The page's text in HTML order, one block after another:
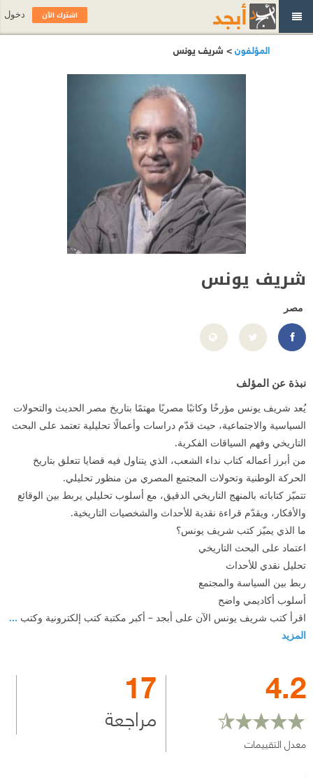
المؤلفون> شريف يونس
شريف يونس
مصر
www.facebook.com/profile.php?id=100054942562545
نبذة عن المؤلف
يُعد شريف يونس مؤرخًا وكاتبًا مصريًا مهتمًا بتاريخ مصر الحديث والتحولات
السياسية والاجتماعية، حيث قدّم دراسات وأعمالًا تحليلية تعتمد على البحث
التاريخي وفهم السياقات الفكرية.
من أبرز أعماله كتاب نداء الشعب، الذي يتناول فيه قضايا تتعلق بتاريخ
الحركة الوطنية وتحولات المجتمع المصري من منظور تحليلي.
تتميّز كتاباته بالمنهج التاريخي الدقيق، مع أسلوب تحليلي يربط بين الوقائع
والأفكار، ويقدّم قراءة نقدية للأحداث والشخصيات التاريخية.
ما الذي يميّز كتب شريف يونس؟
اعتماد على البحث التاريخي
تحليل نقدي للأحداث
ربط بين السياسة والمجتمع
أسلوب أكاديمي واضح
اقرأ كتب شريف يونس الآن على أبجد – أكبر مكتبة كتب إلكترونية وكتب ...
المزيد
4.2
معدل التقييمات
17
مراجعة
اشترك الآن دخول